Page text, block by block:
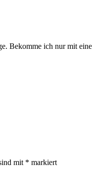
Bekomme ich nur mit
mit * markiert